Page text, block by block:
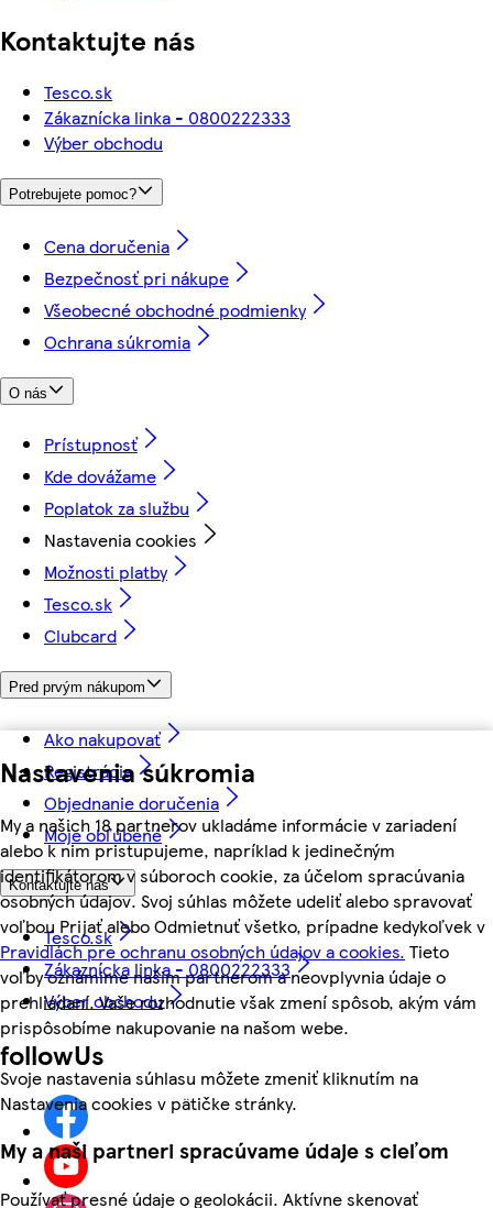
Nastavenia súkromia
My a našich 18 partnerov ukladáme informácie v zariadení
alebo k nim pristupujeme, napríklad k jedinečným
identifikátorom v súboroch cookie, za účelom spracúvania
osobných údajov. Svoj súhlas môžete udeliť alebo spravovať
voľbou Prijať alebo Odmietnuť všetko, prípadne kedykoľvek v
Pravidlách pre ochranu osobných údajov a cookies. Tieto
voľby oznámime našim partnerom a neovplyvnia údaje o
prehliadaní. Vaše rozhodnutie však zmení spôsob, akým vám
prispôsobíme nakupovanie na našom webe.
Svoje nastavenia súhlasu môžete zmeniť kliknutím na
Nastavenia cookies v pätičke stránky.
My a naši partneri spracúvame údaje s cieľom
Používať presné údaje o geolokácii. Aktívne skenovať
Kontaktujte nás
Tesco.sk
Zákaznícka linka - 0800222333
Výber obchodu
Potrebujete pomoc?
Cena doručenia
Bezpečnosť pri nákupe
Všeobecné obchodné podmienky
Ochrana súkromia
O nás
Prístupnosť
Kde dovážame
Poplatok za službu
Nastavenia cookies
Možnosti platby
Tesco.sk
Clubcard
Pred prvým nákupom
Ako nakupovať
Registrácia
Objednanie doručenia
Moje obľúbené
Kontaktujte nás
Tesco.sk
Zákaznícka linka - 0800222333
Výber obchodu
followUs